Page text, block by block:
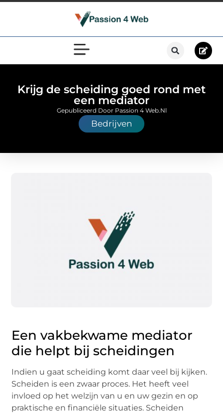
Krijg de scheiding goed rond met
een mediator
Bedrijven
Gepubliceerd Door Passion 4 Web.nl
Een vakbekwame mediator
die helpt bij scheidingen
Indien u gaat scheiding komt daar veel bij kijken.
Scheiden is een zwaar proces. Het heeft veel
invloed op het welzijn van u en uw gezin en op
praktische en financiële situaties. Scheiden